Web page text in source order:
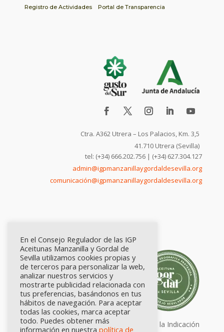
Registro de Actividades
Portal de Transparencia
Ctra. A362 Utrera – Los Palacios, Km. 3,5
41.710 Utrera (Sevilla)
tel: (+34) 666.202.756 | (+34) 627.304.127
admin@igpmanzanillaygordaldesevilla.org
comunicación@igpmanzanillaygordaldesevilla.org
Calidad certificada por Origen. Sellos de la Indicación
En el Consejo Regulador de las IGP
Aceitunas Manzanilla y Gordal de
Sevilla utilizamos cookies propias y
de terceros para personalizar la web,
analizar nuestros servicios y
mostrarte publicidad relacionada con
tus preferencias, basándonos en tus
hábitos de navegación. Para aceptar
todas las cookies, marca aceptar
todo. Puedes obtener más
información en nuestra política de